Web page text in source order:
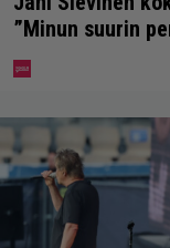
”Minun suurin